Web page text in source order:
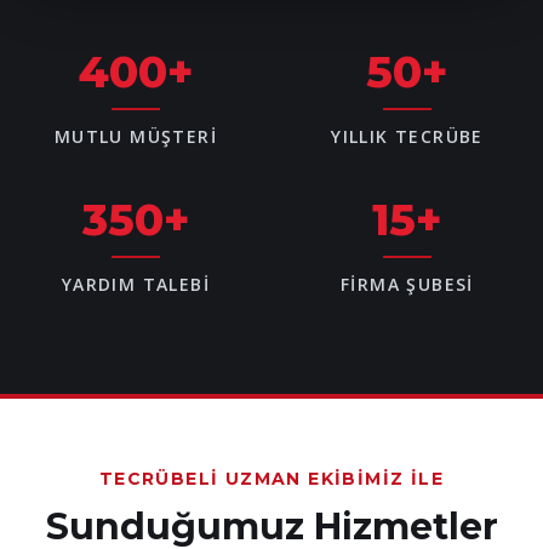
400+
MUTLU MÜŞTERI
50+
YILLIK TECRÜBE
350+
YARDIM TALEBI
15+
FIRMA ŞUBESI
TECRÜBELI UZMAN EKIBIMIZ İLE
Sunduğumuz Hizmetler